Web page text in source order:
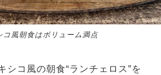
風朝食はボリューム満点
シコ風の朝食“ランチェロス”を